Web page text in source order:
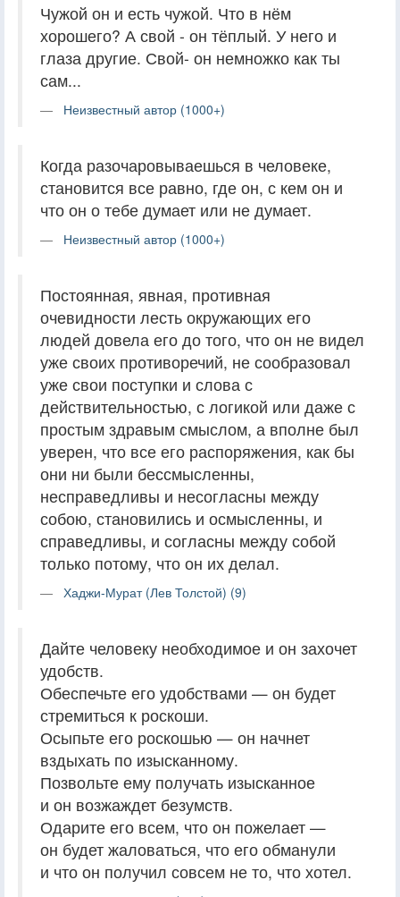
Чужой он и есть чужой. Что в нём
хорошего? А свой - он тёплый. У него и
глаза другие. Свой- он немножко как ты
сам...
Неизвестный автор (1000+)
Когда разочаровываешься в человеке,
становится все равно, где он, с кем он и
что он о тебе думает или не думает.
Неизвестный автор (1000+)
Постоянная, явная, противная
очевидности лесть окружающих его
людей довела его до того, что он не видел
уже своих противоречий, не сообразовал
уже свои поступки и слова с
действительностью, с логикой или даже с
простым здравым смыслом, а вполне был
уверен, что все его распоряжения, как бы
они ни были бессмысленны,
несправедливы и несогласны между
собою, становились и осмысленны, и
справедливы, и согласны между собой
только потому, что он их делал.
Хаджи-Мурат (Лев Толстой) (9)
Дайте человеку необходимое и он захочет
удобств.
Обеспечьте его удобствами — он будет
стремиться к роскоши.
Осыпьте его роскошью — он начнет
вздыхать по изысканному.
Позвольте ему получать изысканное
и он возжаждет безумств.
Одарите его всем, что он пожелает —
он будет жаловаться, что его обманули
и что он получил совсем не то, что хотел.